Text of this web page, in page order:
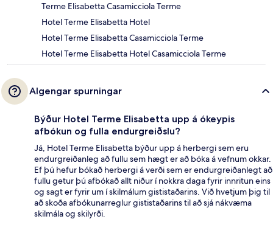
Terme Elisabetta Casamicciola Terme
Hotel Terme Elisabetta Hotel
Hotel Terme Elisabetta Casamicciola Terme
Hotel Terme Elisabetta Hotel Casamicciola Terme
Algengar spurningar
Býður Hotel Terme Elisabetta upp á ókeypis
afbókun og fulla endurgreiðslu?
Já, Hotel Terme Elisabetta býður upp á herbergi sem eru
endurgreiðanleg að fullu sem hægt er að bóka á vefnum okkar.
Ef þú hefur bókað herbergi á verði sem er endurgreiðanlegt að
fullu getur þú afbókað allt niður í nokkra daga fyrir innritun eins
og sagt er fyrir um í skilmálum gististaðarins. Við hvetjum þig til
að skoða afbókunarreglur gististaðarins til að sjá nákvæma
skilmála og skilyrði.